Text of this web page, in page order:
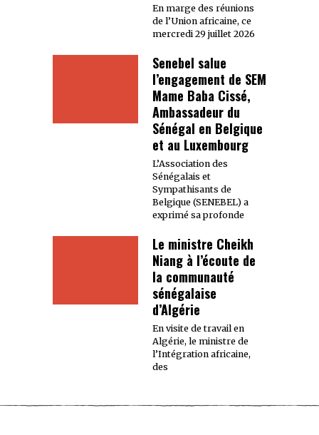
En marge des réunions
de l’Union africaine, ce
mercredi 29 juillet 2026
Senebel salue
l’engagement de SEM
Mame Baba Cissé,
Ambassadeur du
Sénégal en Belgique
et au Luxembourg
L’Association des
Sénégalais et
Sympathisants de
Belgique (SENEBEL) a
exprimé sa profonde
Le ministre Cheikh
Niang à l’écoute de
la communauté
sénégalaise
d’Algérie
En visite de travail en
Algérie, le ministre de
l’Intégration africaine,
des